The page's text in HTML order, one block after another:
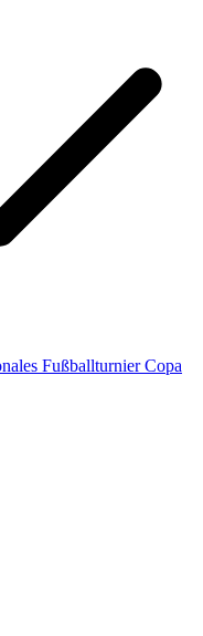
Fußballturnier Copa